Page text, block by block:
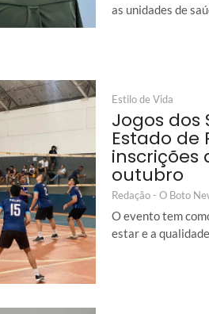
as unidades de
Estilo de Vida
Jogos dos
Estado de
inscrições
outubro
Redação - O Boto
O evento tem
estar e a